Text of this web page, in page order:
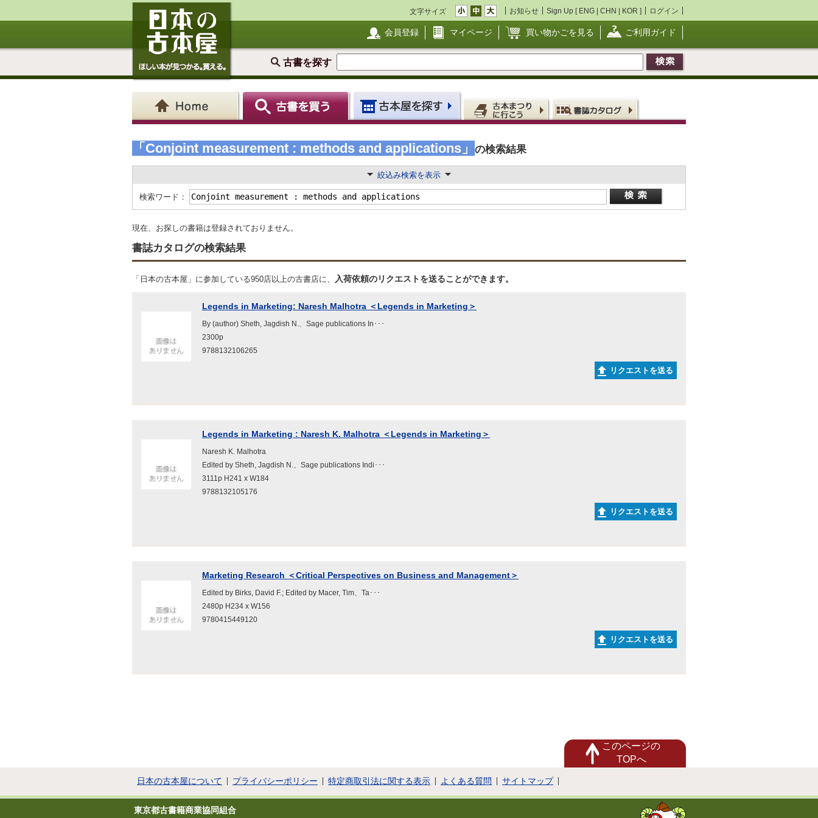
文字サイズ お知らせ Sign Up [ ENG | CHN | KOR ] ログイン
会員登録 マイページ 買い物かごを見る ご利用ガイド
古書を探す
「Conjoint measurement : methods and applications」 の検索結果
絞込み検索を表示
検索ワード：
現在、お探しの書籍は登録されておりません。
書誌カタログの検索結果
「日本の古本屋」に参加している950店以上の古書店に、 入荷依頼のリクエストを送ることができます。
Legends in Marketing: Naresh Malhotra ＜Legends in Marketing＞
By (author) Sheth, Jagdish N.、Sage publications In･･･
2300p
9788132106265
リクエストを送る
Legends in Marketing : Naresh K. Malhotra ＜Legends in Marketing＞
Naresh K. Malhotra
Edited by Sheth, Jagdish N.、Sage publications Indi･･･
3111p H241 x W184
9788132105176
リクエストを送る
Marketing Research ＜Critical Perspectives on Business and Management＞
Edited by Birks, David F.; Edited by Macer, Tim、Ta･･･
2480p H234 x W156
9780415449120
リクエストを送る
このページの
TOPへ
日本の古本屋について プライバシーポリシー 特定商取引法に関する表示 よくある質問 サイトマップ
東京都古書籍商業協同組合